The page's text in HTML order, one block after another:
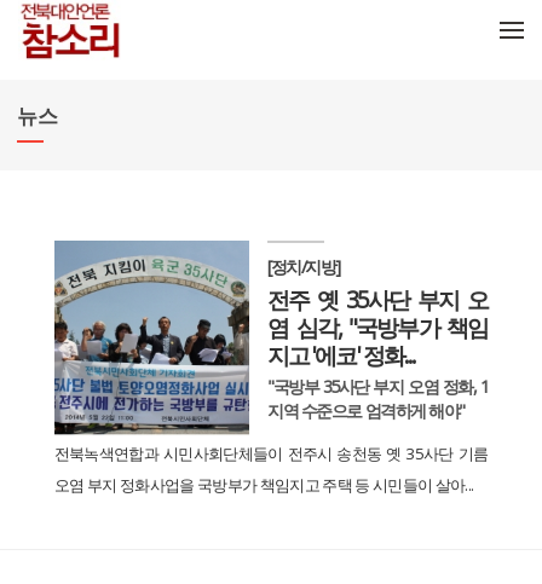
뉴스
[정치/지방]
전주 옛 35사단 부지 오
염 심각, "국방부가 책임
지고 '에코' 정화...
"국방부 35사단 부지 오염 정화, 1
지역 수준으로 엄격하게 해야"
전북녹색연합과 시민사회단체들이 전주시 송천동 옛 35사단 기름
오염 부지 정화사업을 국방부가 책임지고 주택 등 시민들이 살아...